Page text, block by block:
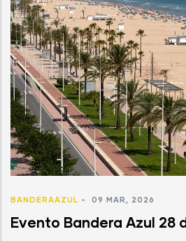
BANDERAAZUL - 09 MAR, 2026
Evento Bandera Azul 28